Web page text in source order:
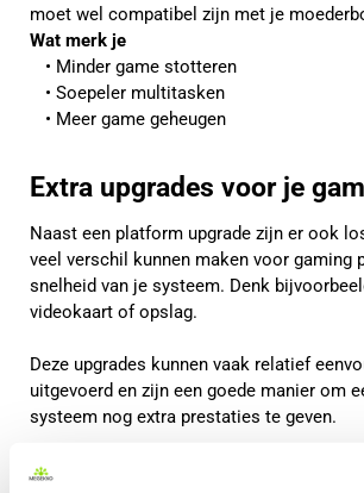
moet wel compatibel zijn met je
Wat merk je
Minder game stotteren
Soepeler multitasken
Meer game geheugen
Extra upgrades voor je
Naast een platform upgrade zijn er ook
veel verschil kunnen maken voor gaming
snelheid van je systeem. Denk
videokaart of opslag.
Deze upgrades kunnen vaak relatief
uitgevoerd en zijn een goede manier om
systeem nog extra prestaties te geven.